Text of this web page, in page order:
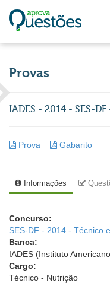
Provas
IADES - 2014 - SES-
Prova Gabarito
Informações
Concurso:
SES-DF - 2014 - Técnico
Banca:
IADES (Instituto
Cargo:
Técnico - Nutrição